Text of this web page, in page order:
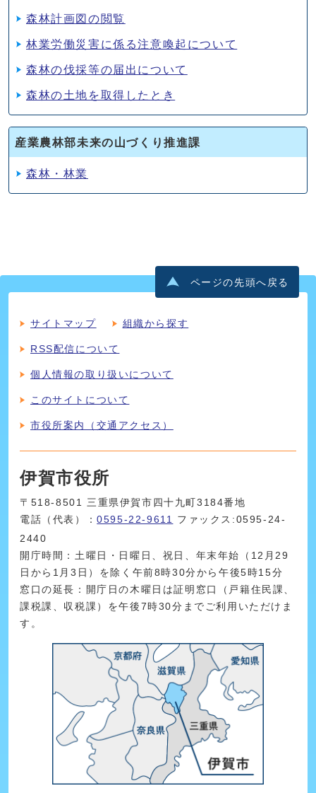
森林計画図の閲覧
林業労働災害に係る注意喚起について
森林の伐採等の届出について
森林の土地を取得したとき
産業農林部未来の山づくり推進課
森林・林業
ページの先頭へ戻る
サイトマップ 組織から探す
RSS配信について
個人情報の取り扱いについて
このサイトについて
市役所案内（交通アクセス）
伊賀市役所
〒518-8501 三重県伊賀市四十九町3184番地
電話（代表）：0595-22-9611
ファックス:0595-24-
2440
開庁時間：土曜日・日曜日、祝日、年末年始（12月29
日から1月3日）を除く午前8時30分から午後5時15分
窓口の延長：開庁日の木曜日は証明窓口（戸籍住民課、
課税課、収税課）を午後7時30分までご利用いただけま
す。